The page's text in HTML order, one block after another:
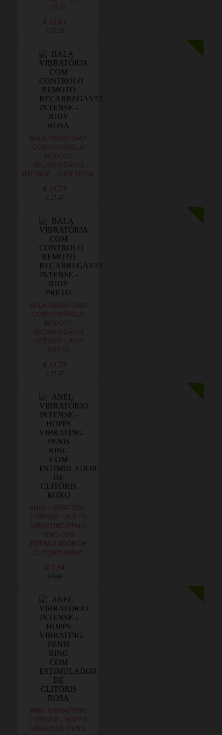
SLIP
€ 12,61
€ 17,20
BALA VIBRATÓRIA
COM CONTROLO
REMOTO
RECARREGÁVEL
INTENSE - JUDY ROSA
€ 14,74
€ 17,47
BALA VIBRATÓRIA
COM CONTROLO
REMOTO
RECARREGÁVEL
INTENSE - JUDY
PRETO
€ 14,74
€ 17,47
ANEL VIBRATÓRIO
INTENSE - HOPPS
VIBRATING PENIS
RING COM
ESTIMULADOR DE
CLITÓRIS ROXO
€ 7,54
€ 9,08
ANEL VIBRATÓRIO
INTENSE - HOPPS
VIBRATING PENIS